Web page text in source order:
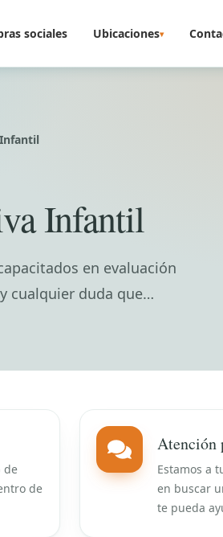
sociales Ubicaciones▾
Infantil
en evaluación
cualquier duda que…
de
de
Atención
Estamos a
en buscar
te pueda